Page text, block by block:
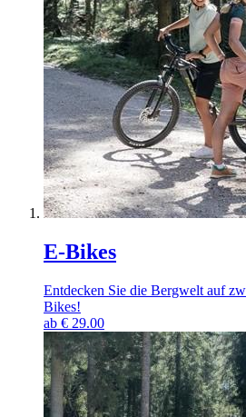
E-Bikes
Entdecken Sie die Bergwelt auf
Bikes!
ab € 29.00